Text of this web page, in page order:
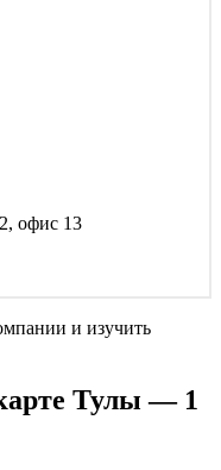
офис 13
и изучить
Тулы — 1